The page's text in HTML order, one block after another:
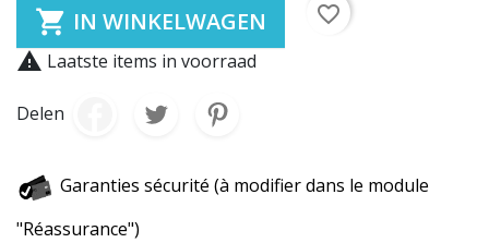
 IN WINKELWAGEN
favorite_border
 Laatste items in voorraad
Delen
Garanties sécurité (à modifier dans le module
"Réassurance")